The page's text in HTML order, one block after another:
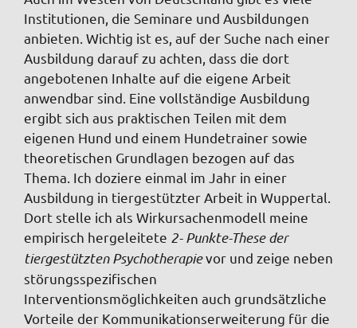
Institutionen, die Seminare und Ausbildungen
anbieten. Wichtig ist es, auf der Suche nach einer
Ausbildung darauf zu achten, dass die dort
angebotenen Inhalte auf die eigene Arbeit
anwendbar sind. Eine vollständige Ausbildung
ergibt sich aus praktischen Teilen mit dem
eigenen Hund und einem Hundetrainer sowie
theoretischen Grundlagen bezogen auf das
Thema. Ich doziere einmal im Jahr in einer
Ausbildung in tiergestützter Arbeit in Wuppertal.
Dort stelle ich als Wirkursachenmodell meine
empirisch hergeleitete 2- Punkte-These der
tiergestützten Psychotherapievor und zeige neben
störungsspezifischen
Interventionsmöglichkeiten auch grundsätzliche
Vorteile der Kommunikationserweiterung für die